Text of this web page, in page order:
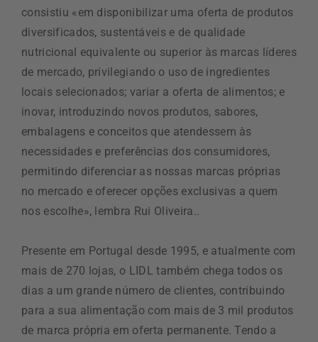
consistiu «em disponibilizar uma oferta de produtos
diversificados, sustentáveis e de qualidade
nutricional equivalente ou superior às marcas líderes
de mercado, privilegiando o uso de ingredientes
locais selecionados; variar a oferta de alimentos; e
inovar, introduzindo novos produtos, sabores,
embalagens e conceitos que atendessem às
necessidades e preferências dos consumidores,
permitindo diferenciar as nossas marcas próprias
no mercado e oferecer opções exclusivas a quem
nos escolhe», lembra Rui Oliveira..
Presente em Portugal desde 1995, e atualmente com
mais de 270 lojas, o LIDL também chega todos os
dias a um grande número de clientes, contribuindo
para a sua alimentação com mais de 3 mil produtos
de marca própria em oferta permanente. Tendo a